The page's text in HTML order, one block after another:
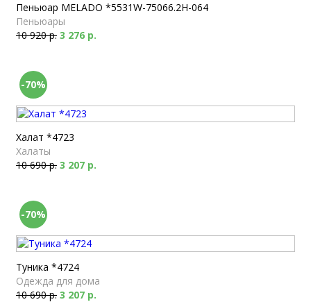
Пеньюар MELADO *5531W-75066.2H-064
Пеньюары
10 920 р. 3 276 р.
-70%
Халат *4723
Халаты
10 690 р. 3 207 р.
-70%
Туника *4724
Одежда для дома
10 690 р. 3 207 р.